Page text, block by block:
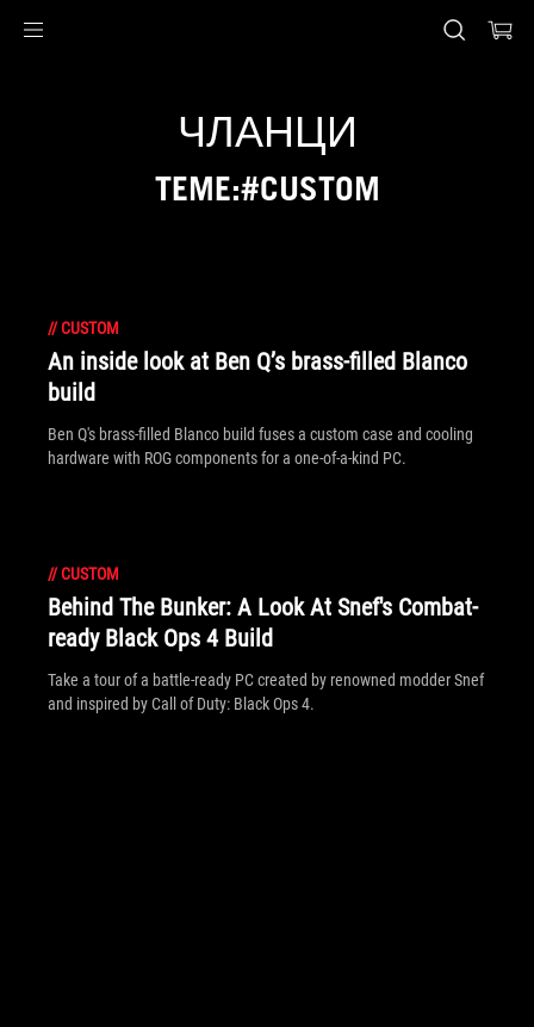
ЧЛАНЦИ
TEME:#CUSTOM
//CUSTOM
An inside look at Ben Q’s brass-filled Blanco
build
Ben Q's brass-filled Blanco build fuses a custom case and cooling
hardware with ROG components for a one-of-a-kind PC.
//CUSTOM
Behind The Bunker: A Look At Snef's Combat-
ready Black Ops 4 Build
Take a tour of a battle-ready PC created by renowned modder Snef
and inspired by Call of Duty: Black Ops 4.